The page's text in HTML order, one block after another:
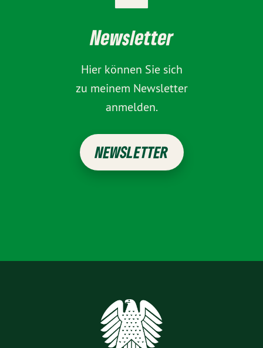
Newsletter
Hier können Sie sich
zu meinem Newsletter
anmelden.
NEWSLETTER